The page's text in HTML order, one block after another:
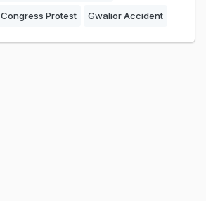
Congress Protest Gwalior Accident